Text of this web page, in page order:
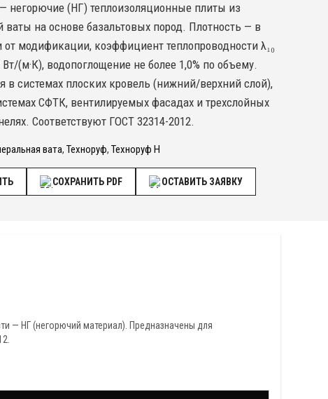
негорючие (НГ) теплоизоляционные плиты из
ваты на основе базальтовых пород. Плотность — в
от модификации, коэффициент теплопроводности λ₁₀
Вт/(м·К), водопоглощение не более 1,0% по объему.
в системах плоских кровель (нижний/верхний слой),
СФТК, вентилируемых фасадах и трехслойных
Соответствуют ГОСТ 32314-2012.
вата,Техноруф,Техноруф Н
СОХРАНИТЬ PDF ОСТАВИТЬ ЗАЯВКУ
— НГ (негорючий материал). Предназначены для